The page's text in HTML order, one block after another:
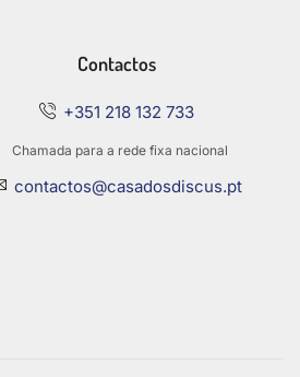
Contactos
+351 218 132 733
Chamada para a rede fixa nacional
contactos@casadosdiscus.pt